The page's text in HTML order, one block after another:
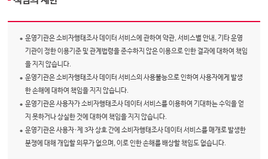
운영기관은 소비자행태조사 데이터 서비스에 관하여 약관, 서비스별 안내, 기타 운영
기관이 정한 이용기준 및 관계법령을 준수하지 않은 이용으로 인한 결과에 대하여 책임
을 지지 않습니다.
운영기관은 소비자행태조사 데이터 서비스의 사용불능으로 인하여 사용자에게 발생
한 손해에 대하여 책임을 지지 않습니다.
운영기관은 사용자가 소비자행태조사 데이터 서비스를 이용하여 기대하는 수익을 얻
지 못하거나 상실한 것에 대하여 책임을 지지 않습니다.
운영기관은 사용자·제 3자 상호 간에 소비자행태조사 데이터 서비스를 매개로 발생한
분쟁에 대해 개입할 의무가 없으며, 이로 인한 손해를 배상할 책임도 없습니다.